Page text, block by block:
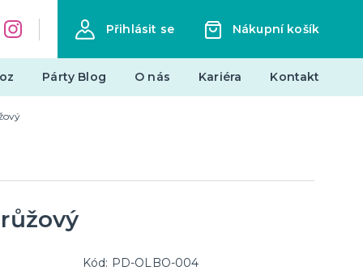
Přihlásit se Nákupní košík
Párty Blog O nás Kariéra Kontakt
Kód: PD-OLBO-004